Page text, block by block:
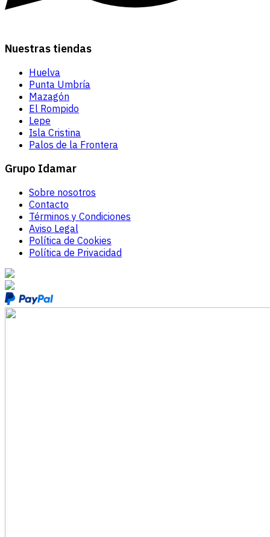
Nuestras tiendas
Huelva
Punta Umbría
Mazagón
El Rompido
Lepe
Isla Cristina
Palos de la Frontera
Grupo Idamar
Sobre nosotros
Contacto
Términos y Condiciones
Aviso Legal
Política de Cookies
Política de Privacidad